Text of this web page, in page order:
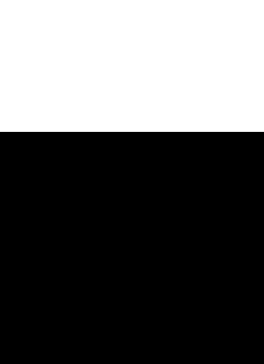
Botteghe